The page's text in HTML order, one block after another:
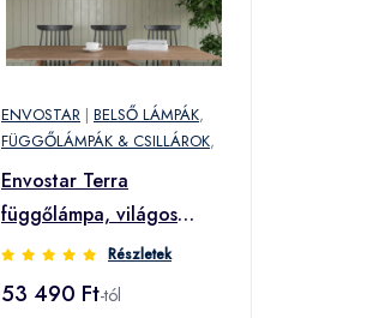
ENVOSTAR | BELSŐ LÁMPÁK,
FÜGGŐLÁMPÁK & CSILLÁROK,
Envostar Terra
függőlámpa, világos
fenyő, 5fl
Részletek
53 490 Ft-tól